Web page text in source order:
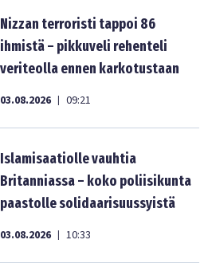
Nizzan terroristi tappoi 86
ihmistä – pikkuveli rehenteli
veriteolla ennen karkotustaan
03.08.2026 | 09:21
Islamisaatiolle vauhtia
Britanniassa – koko poliisikunta
paastolle solidaarisuussyistä
03.08.2026 | 10:33